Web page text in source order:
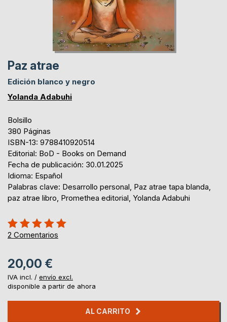
Paz atrae
Edición blanco y negro
Yolanda Adabuhi
Bolsillo
380 Páginas
ISBN-13: 9788410920514
Editorial: BoD - Books on Demand
Fecha de publicación: 30.01.2025
Idioma: Español
Palabras clave: Desarrollo personal, Paz atrae tapa blanda,
paz atrae libro, Promethea editorial, Yolanda Adabuhi
Rating:
100%
2 Comentarios
20,00 €
IVA incl. / envío excl.
disponible a partir de ahora
AL CARRITO